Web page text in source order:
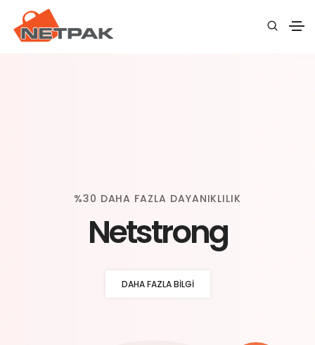
%30 DAHA FAZLA DAYANIKLILIK
Netstrong
DAHA FAZLA BILGI